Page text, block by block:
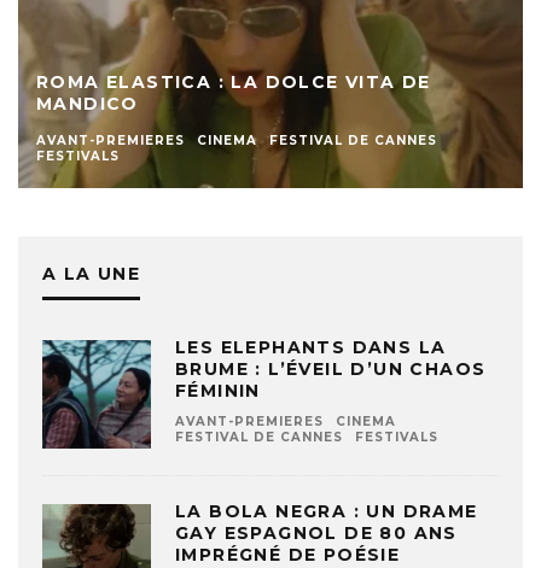
ROMA ELASTICA : LA DOLCE VITA DE
MANDICO
AVANT-PREMIERES CINEMA
FESTIVAL DE CANNES
FESTIVALS
A LA UNE
LES ELEPHANTS DANS LA
BRUME : L’ÉVEIL D’UN CHAOS
FÉMININ
AVANT-PREMIERES
CINEMA
FESTIVAL DE CANNES
FESTIVALS
LA BOLA NEGRA : UN DRAME
GAY ESPAGNOL DE 80 ANS
IMPRÉGNÉ DE POÉSIE